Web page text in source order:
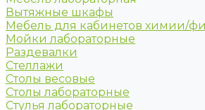
Вытяжные шкафы
Мебель для кабинетов химии/
Мойки лабораторные
Раздевалки
Стеллажи
Столы весовые
Столы лабораторные
Стулья лабораторные